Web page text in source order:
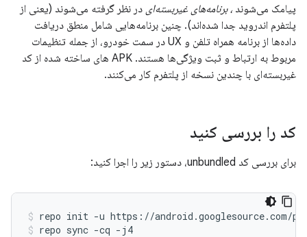
پیامک می‌شوند، برنامه‌های غیربسته‌ای در نظر گرفته می‌شوند (یعنی از
پلتفرم اندروید جدا شده‌اند). چنین برنامه‌هایی شامل منطق دریافت
داده‌ها از برنامه همراه تلفن و UX در سمت خودرو، از جمله تنظیمات
مربوط به ارتباط و ثبت ویژگی‌ها هستند. APK های ساخته شده از کد
غیربسته‌ای با چندین نسخه از پلتفرم کار می‌کنند.
کد را بررسی کنید
برای بررسی کد unbundled، دستور زیر را اجرا کنید:
repo init -u https://android.googlesource.com/
repo sync -cq -j4